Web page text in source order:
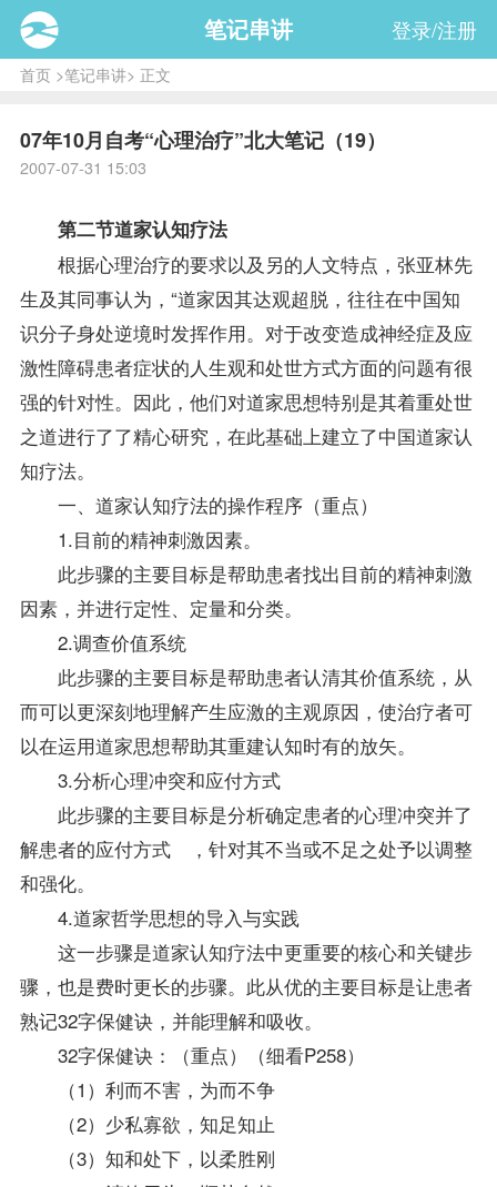
笔记串讲 登录/注册
首页>笔记串讲> 正文
07年10月自考“心理治疗”北大笔记（19）
2007-07-31 15:03
第二节道家认知疗法
根据心理治疗的要求以及另的人文特点，张亚林先
生及其同事认为，“道家因其达观超脱，往往在中国知
识分子身处逆境时发挥作用。对于改变造成神经症及应
激性障碍患者症状的人生观和处世方式方面的问题有很
强的针对性。因此，他们对道家思想特别是其着重处世
之道进行了了精心研究，在此基础上建立了中国道家认
知疗法。
一、道家认知疗法的操作程序（重点）
1.目前的精神刺激因素。
此步骤的主要目标是帮助患者找出目前的精神刺激
因素，并进行定性、定量和分类。
2.调查价值系统
此步骤的主要目标是帮助患者认清其价值系统，从
而可以更深刻地理解产生应激的主观原因，使治疗者可
以在运用道家思想帮助其重建认知时有的放矢。
3.分析心理冲突和应付方式
此步骤的主要目标是分析确定患者的心理冲突并了
解患者的应付方式 ，针对其不当或不足之处予以调整
和强化。
4.道家哲学思想的导入与实践
这一步骤是道家认知疗法中更重要的核心和关键步
骤，也是费时更长的步骤。此从优的主要目标是让患者
熟记32字保健诀，并能理解和吸收。
32字保健诀：（重点）（细看P258）
（1）利而不害，为而不争
（2）少私寡欲，知足知止
（3）知和处下，以柔胜刚